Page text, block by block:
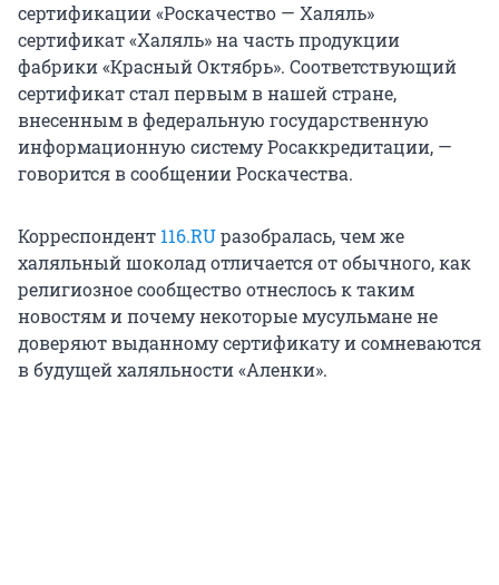
сертификации «Роскачество — Халяль»
сертификат «Халяль» на часть продукции
фабрики «Красный Октябрь». Соответствующий
сертификат стал первым в нашей стране,
внесенным в федеральную государственную
информационную систему Росаккредитации, —
говорится в сообщении Роскачества.
Корреспондент 116.RUразобралась, чем же
халяльный шоколад отличается от обычного, как
религиозное сообщество отнеслось к таким
новостям и почему некоторые мусульмане не
доверяют выданному сертификату и сомневаются
в будущей халяльности «Аленки».